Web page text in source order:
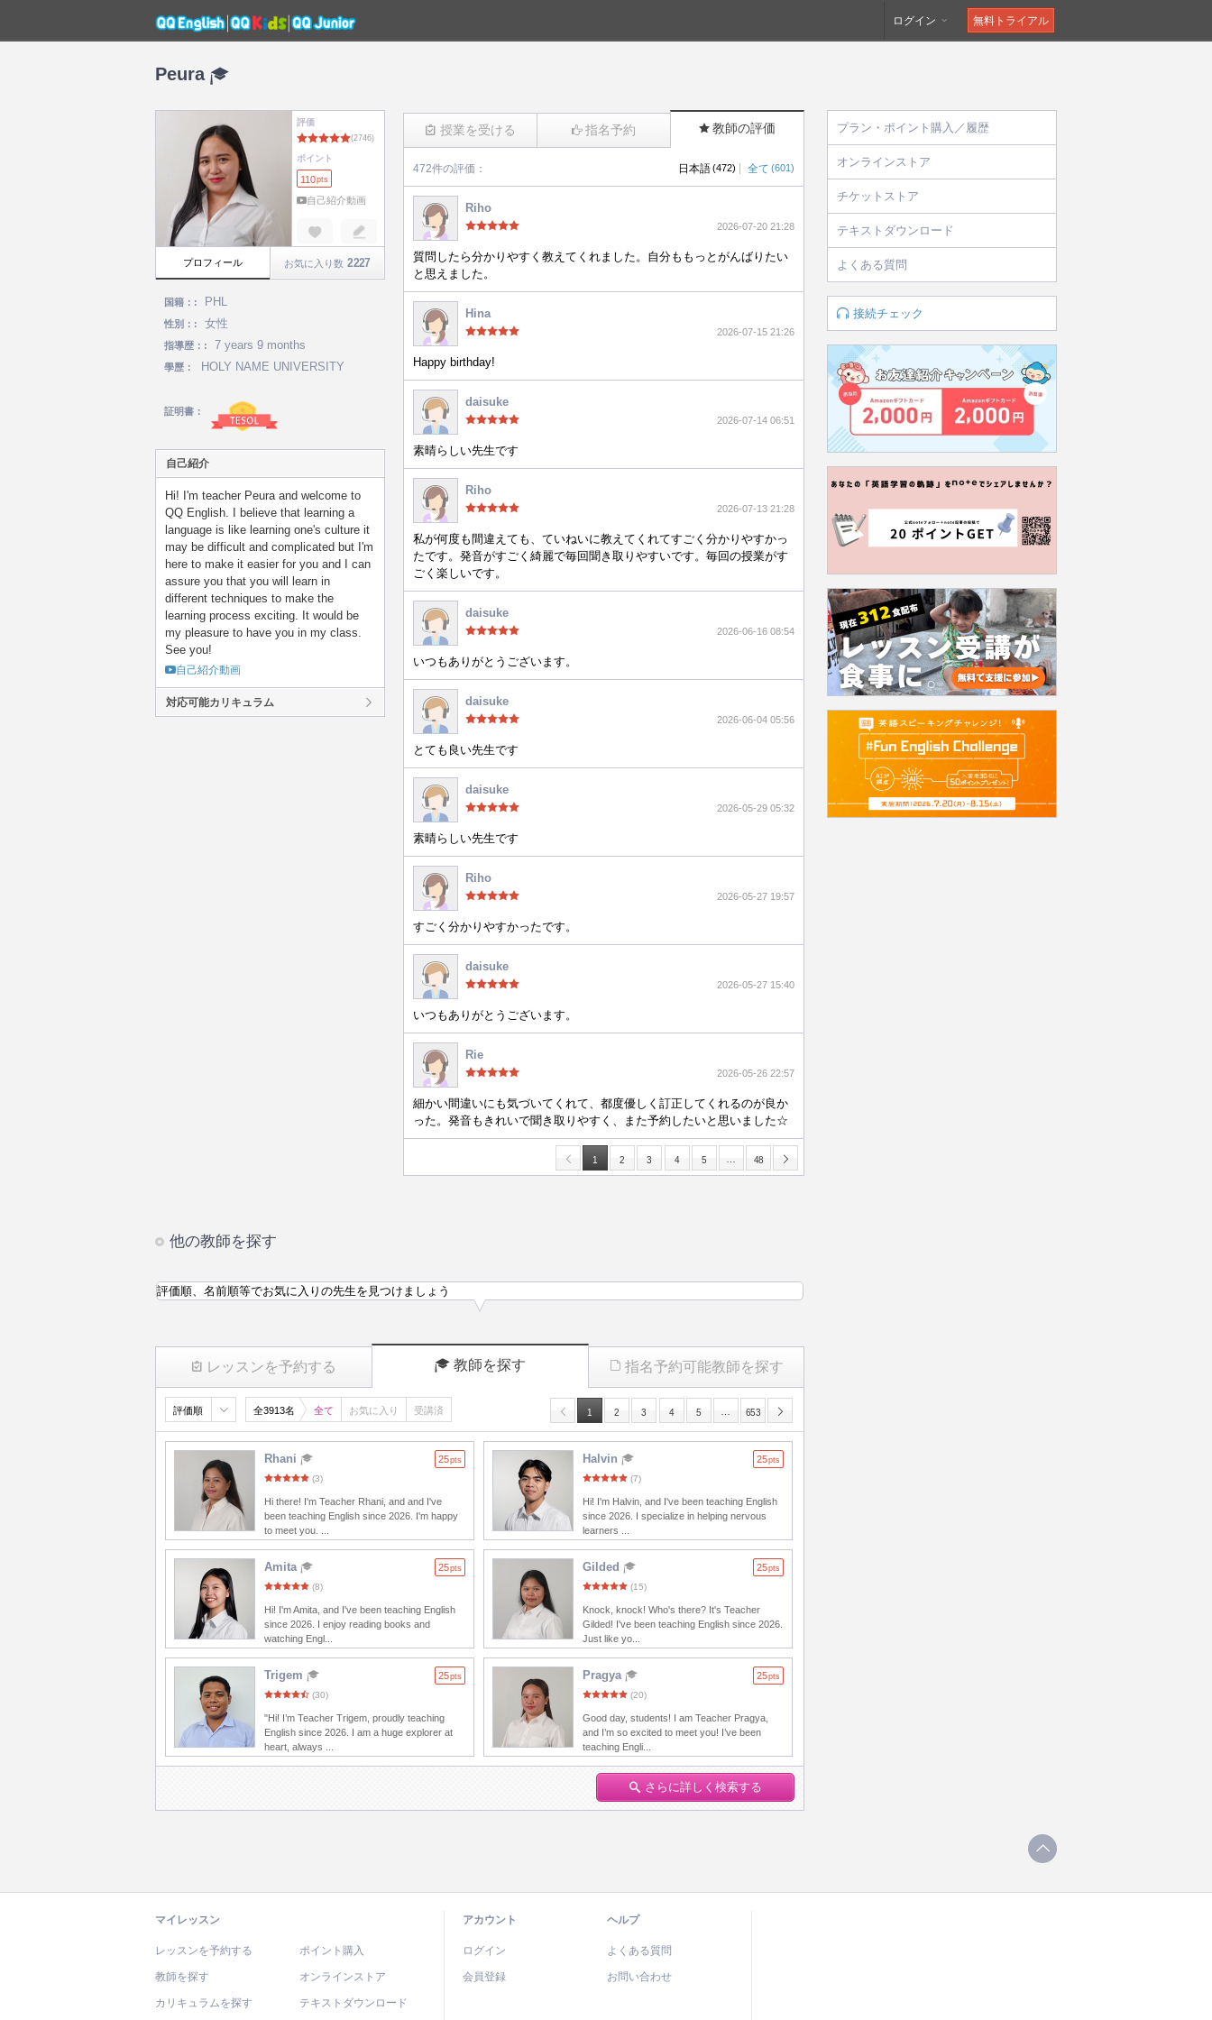
ログイン 無料トライアル
Peura
評価
(2746)
ポイント
110pts
自己紹介動画
プロフィール お気に入り数 2227
国籍：: PHL
性別：: 女性
指導歴：: 7 years 9 months
學歷： HOLY NAME UNIVERSITY
証明書：
自己紹介
Hi! I'm teacher Peura and welcome to
QQ English. I believe that learning a
language is like learning one's culture it
may be difficult and complicated but I'm
here to make it easier for you and I can
assure you that you will learn in
different techniques to make the
learning process exciting. It would be
my pleasure to have you in my class.
See you!
自己紹介動画
対応可能カリキュラム
授業を受ける 指名予約 教師の評価
472件の評価： 日本語(472) | 全て (601)
Riho
2026-07-20 21:28
質問したら分かりやすく教えてくれました。自分ももっとがんばりたい
と思えました。
Hina
2026-07-15 21:26
Happy birthday!
daisuke
2026-07-14 06:51
素晴らしい先生です
Riho
2026-07-13 21:28
私が何度も間違えても、ていねいに教えてくれてすごく分かりやすかっ
たです。発音がすごく綺麗で毎回聞き取りやすいです。毎回の授業がす
ごく楽しいです。
daisuke
2026-06-16 08:54
いつもありがとうございます。
daisuke
2026-06-04 05:56
とても良い先生です
daisuke
2026-05-29 05:32
素晴らしい先生です
Riho
2026-05-27 19:57
すごく分かりやすかったです。
daisuke
2026-05-27 15:40
いつもありがとうございます。
Rie
2026-05-26 22:57
細かい間違いにも気づいてくれて、都度優しく訂正してくれるのが良か
った。発音もきれいで聞き取りやすく、また予約したいと思いました☆
1 2 3 4 5 48
他の教師を探す
レッスンを予約する 教師を探す 指名予約可能教師を探す
評価順、名前順等でお気に入りの先生を見つけましょう
評価順 全3913名 全て お気に入り 受講済 1 2 3 4 5 653
Rhani 25pts
(3)
Hi there! I'm Teacher Rhani, and and I've
been teaching English since 2026. I'm happy
to meet you. ...
Halvin 25pts
(7)
Hi! I'm Halvin, and I've been teaching English
since 2026. I specialize in helping nervous
learners ...
Amita 25pts
(8)
Hi! I'm Amita, and I've been teaching English
since 2026. I enjoy reading books and
watching Engl...
Gilded 25pts
(15)
Knock, knock! Who's there? It's Teacher
Gilded! I've been teaching English since 2026.
Just like yo...
Trigem 25pts
(30)
"Hi! I’m Teacher Trigem, proudly teaching
English since 2026. I am a huge explorer at
heart, always ...
Pragya 25pts
(20)
Good day, students! I am Teacher Pragya,
and I’m so excited to meet you! I’ve been
teaching Engli...
さらに詳しく検索する
プラン・ポイント購入／履歴
オンラインストア
チケットストア
テキストダウンロード
よくある質問
接続チェック
マイレッスン
レッスンを予約する ポイント購入
教師を探す オンラインストア
カリキュラムを探す テキストダウンロード
アカウント
ログイン
会員登録
ヘルプ
よくある質問
お問い合わせ